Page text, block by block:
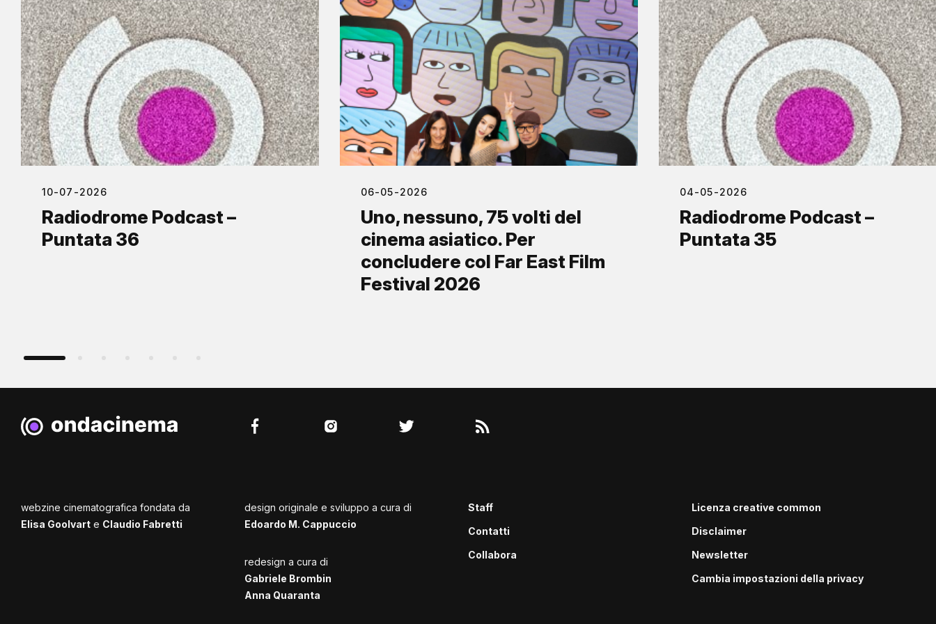
10-07-2026
Radiodrome Podcast –
Puntata 36
06-05-2026
Uno, nessuno, 75 volti del
cinema asiatico. Per
concludere col Far East Film
Festival 2026
04-05-2026
Radiodrome Podcast –
Puntata 35
webzine cinematografica fondata da
Elisa Goolvart e Claudio Fabretti
design originale e sviluppo a cura di
Edoardo M. Cappuccio
redesign a cura di
Gabriele Brombin
Anna Quaranta
Staff
Contatti
Collabora
Licenza creative common
Disclaimer
Newsletter
Cambia impostazioni della privacy